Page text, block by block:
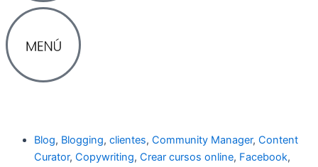
Blog, Blogging, clientes, Community Manager, Content
Curator, Copywriting, Crear cursos online, Facebook,